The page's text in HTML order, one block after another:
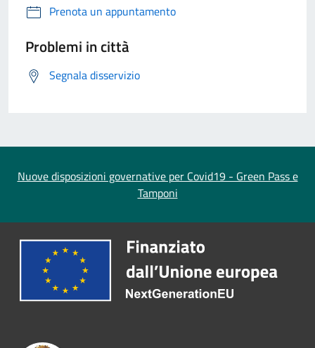
Prenota un appuntamento
Problemi in città
Segnala disservizio
Nuove disposizioni governative per Covid19 - Green Pass e
Tamponi